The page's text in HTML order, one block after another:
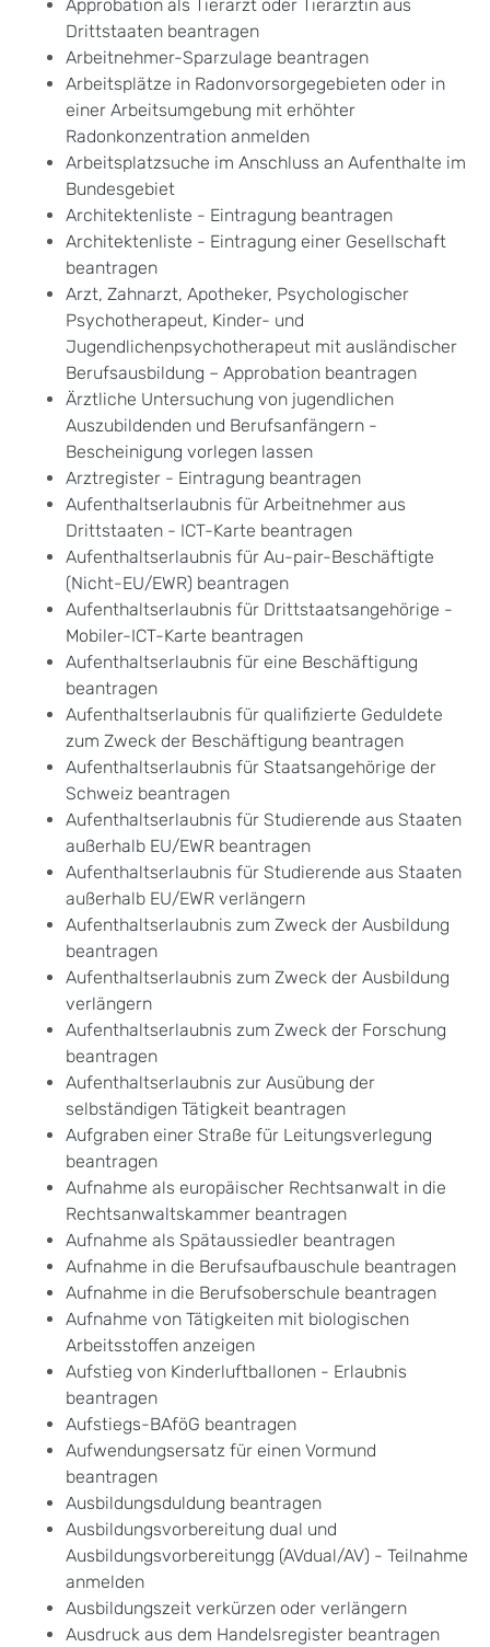
Approbation als Tierarzt oder Tierärztin aus
Drittstaaten beantragen
Arbeitnehmer-Sparzulage beantragen
Arbeitsplätze in Radonvorsorgegebieten oder in
einer Arbeitsumgebung mit erhöhter
Radonkonzentration anmelden
Arbeitsplatzsuche im Anschluss an Aufenthalte im
Bundesgebiet
Architektenliste - Eintragung beantragen
Architektenliste - Eintragung einer Gesellschaft
beantragen
Arzt, Zahnarzt, Apotheker, Psychologischer
Psychotherapeut, Kinder- und
Jugendlichenpsychotherapeut mit ausländischer
Berufsausbildung – Approbation beantragen
Ärztliche Untersuchung von jugendlichen
Auszubildenden und Berufsanfängern -
Bescheinigung vorlegen lassen
Arztregister - Eintragung beantragen
Aufenthaltserlaubnis für Arbeitnehmer aus
Drittstaaten - ICT-Karte beantragen
Aufenthaltserlaubnis für Au-pair-Beschäftigte
(Nicht-EU/EWR) beantragen
Aufenthaltserlaubnis für Drittstaatsangehörige -
Mobiler-ICT-Karte beantragen
Aufenthaltserlaubnis für eine Beschäftigung
beantragen
Aufenthaltserlaubnis für qualifizierte Geduldete
zum Zweck der Beschäftigung beantragen
Aufenthaltserlaubnis für Staatsangehörige der
Schweiz beantragen
Aufenthaltserlaubnis für Studierende aus Staaten
außerhalb EU/EWR beantragen
Aufenthaltserlaubnis für Studierende aus Staaten
außerhalb EU/EWR verlängern
Aufenthaltserlaubnis zum Zweck der Ausbildung
beantragen
Aufenthaltserlaubnis zum Zweck der Ausbildung
verlängern
Aufenthaltserlaubnis zum Zweck der Forschung
beantragen
Aufenthaltserlaubnis zur Ausübung der
selbständigen Tätigkeit beantragen
Aufgraben einer Straße für Leitungsverlegung
beantragen
Aufnahme als europäischer Rechtsanwalt in die
Rechtsanwaltskammer beantragen
Aufnahme als Spätaussiedler beantragen
Aufnahme in die Berufsaufbauschule beantragen
Aufnahme in die Berufsoberschule beantragen
Aufnahme von Tätigkeiten mit biologischen
Arbeitsstoffen anzeigen
Aufstieg von Kinderluftballonen - Erlaubnis
beantragen
Aufstiegs-BAföG beantragen
Aufwendungsersatz für einen Vormund
beantragen
Ausbildungsduldung beantragen
Ausbildungsvorbereitung dual und
Ausbildungsvorbereitungg (AVdual/AV) - Teilnahme
anmelden
Ausbildungszeit verkürzen oder verlängern
Ausdruck aus dem Handelsregister beantragen